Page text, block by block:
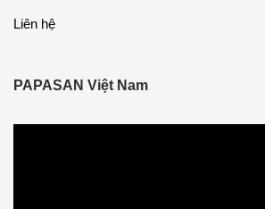
Liên hệ
PAPASAN Việt Nam